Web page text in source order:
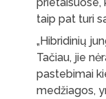
taip pat turi
„Hibridinių
Tačiau, jie
pastebimai
medžiagos,